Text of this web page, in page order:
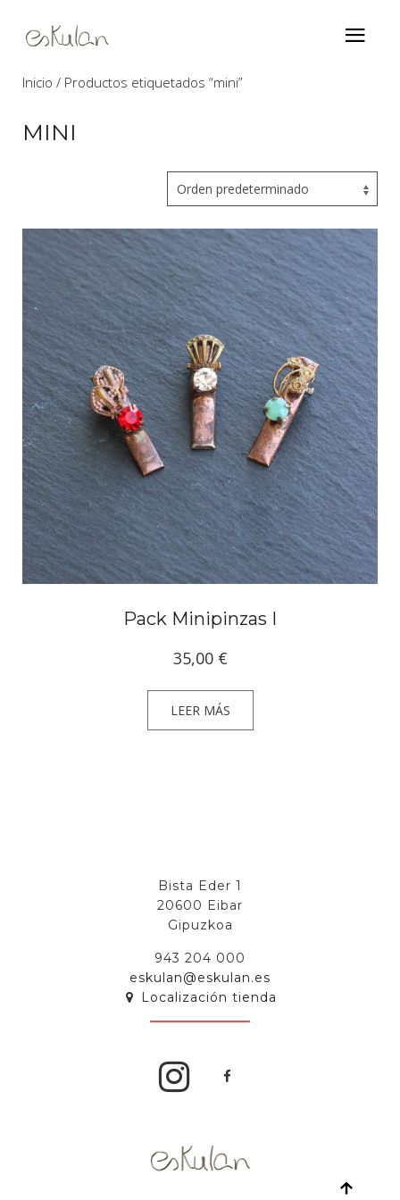
Inicio / Productos etiquetados “mini”
MINI
Pack Minipinzas I
35,00 €
LEER MÁS
Bista Eder 1
20600 Eibar
Gipuzkoa
943 204 000
eskulan@eskulan.es
Localización tienda